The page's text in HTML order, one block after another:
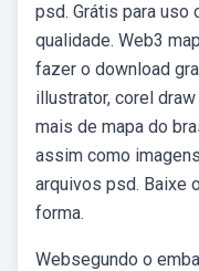
psd. Grátis para uso
qualidade. Web3
fazer o download
illustrator, corel
mais de mapa do
assim como
arquivos psd. Baixe
forma.
Websegundo o